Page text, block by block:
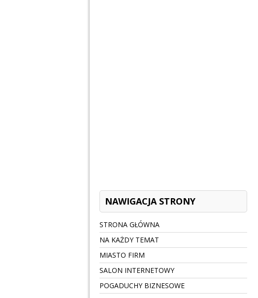
NAWIGACJA STRONY
STRONA GŁÓWNA
NA KAŻDY TEMAT
MIASTO FIRM
SALON INTERNETOWY
POGADUCHY BIZNESOWE